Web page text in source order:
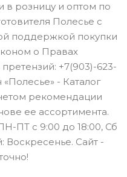
в розницу и оптом по
Полесье с
поддержкой покупки
о Правах
+7(903)-623-
- Каталог
рекомендации
ее ассортимента.
ПТ с 9:00 до 18:00, Сб
Воскресенье. Сайт -